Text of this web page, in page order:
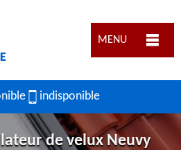
MENU
indisponible
de velux Neuvy